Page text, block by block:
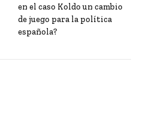
en el caso Koldo un cambio
de juego para la política
española?